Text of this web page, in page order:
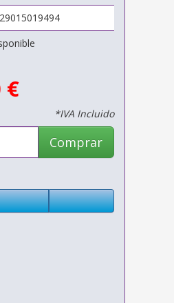
€
*IVA Incluido
Comprar